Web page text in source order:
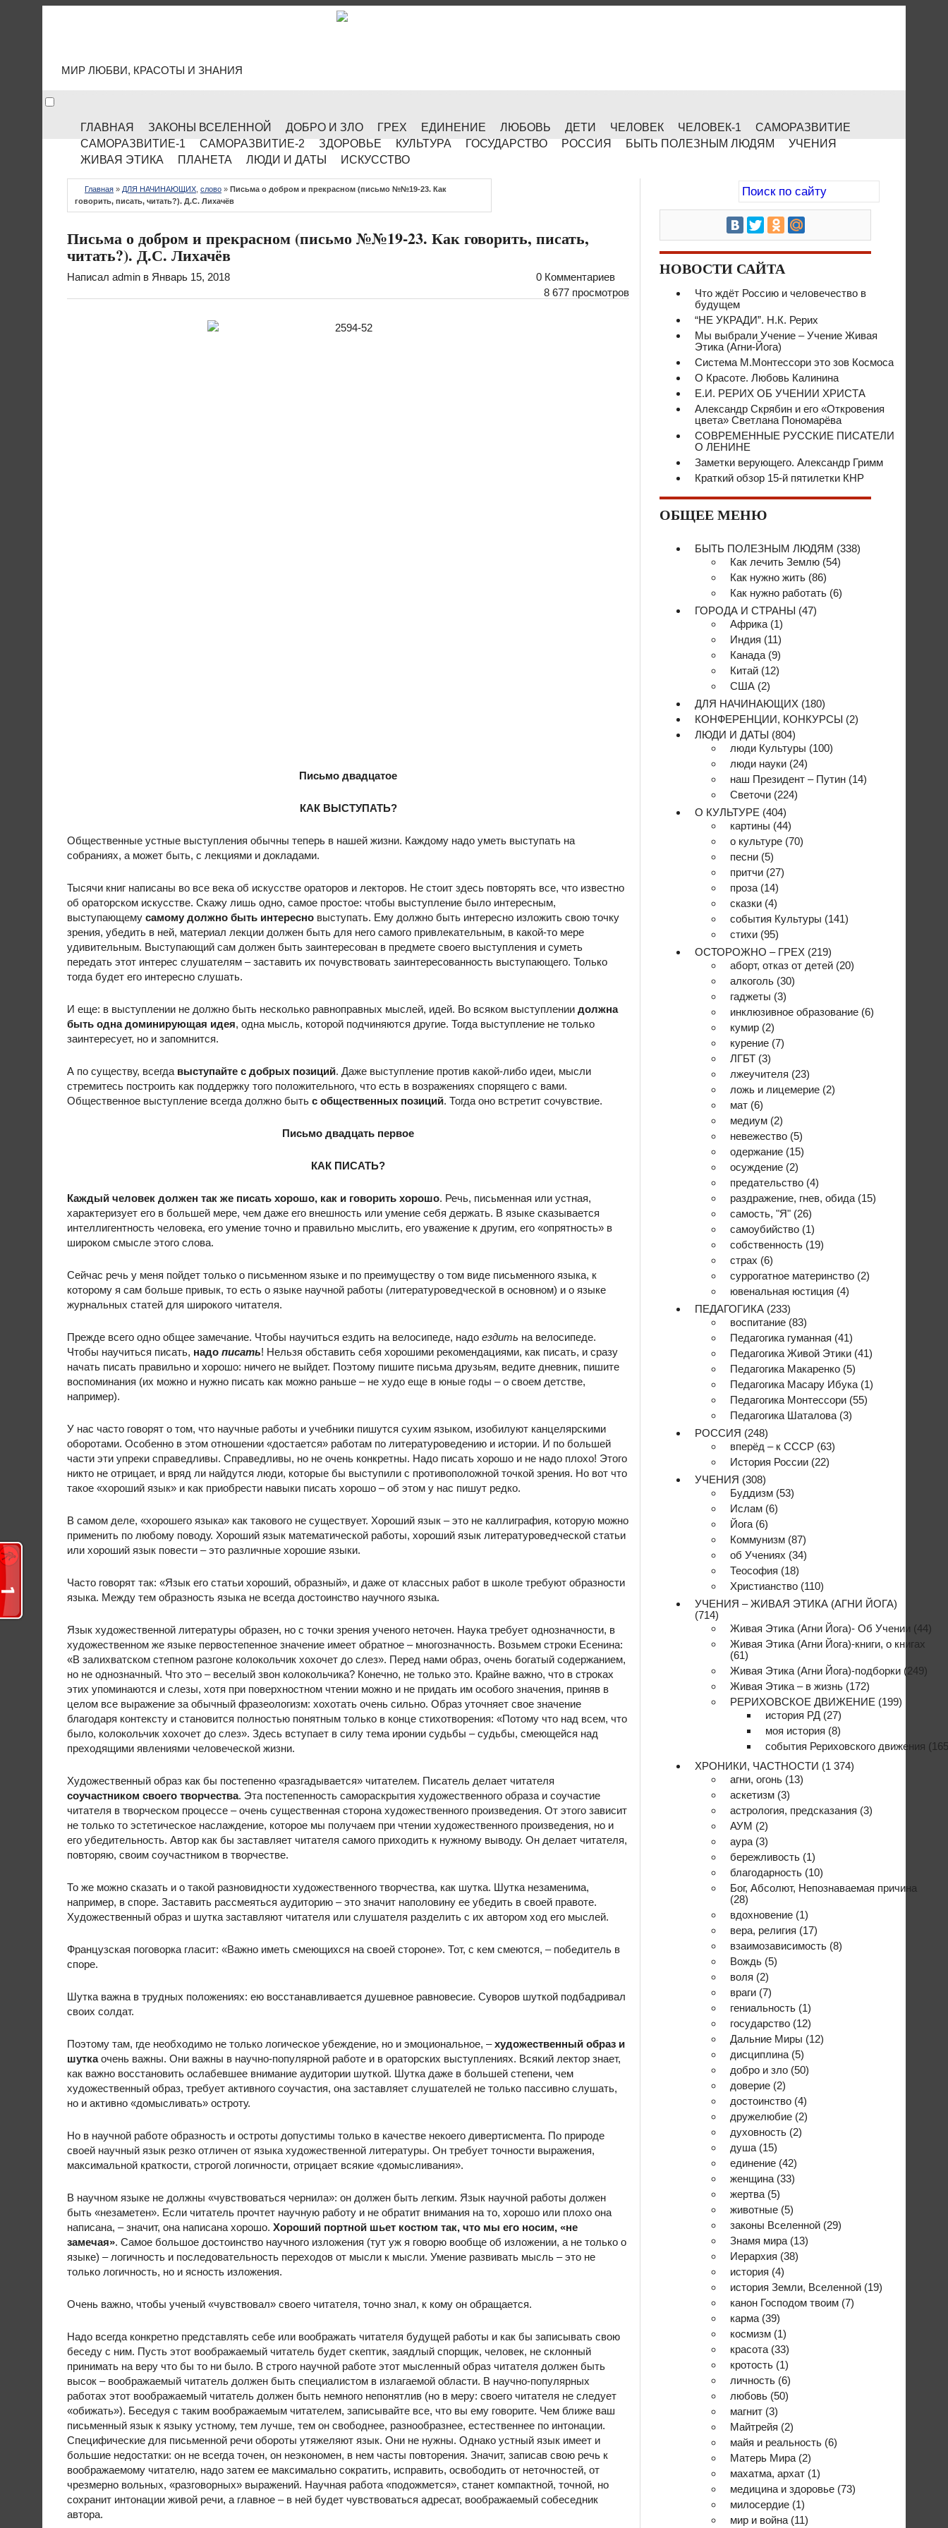
МИР ЛЮБВИ, КРАСОТЫ И ЗНАНИЯ
ГЛАВНАЯ ЗАКОНЫ ВСЕЛЕННОЙ ДОБРО И ЗЛО ГРЕХ ЕДИНЕНИЕ ЛЮБОВЬ ДЕТИ ЧЕЛОВЕК ЧЕЛОВЕК-1
САМОРАЗВИТИЕ
САМОРАЗВИТИЕ-1
САМОРАЗВИТИЕ-2 ЗДОРОВЬЕ КУЛЬТУРА ГОСУДАРСТВО РОССИЯ БЫТЬ ПОЛЕЗНЫМ ЛЮДЯМ
УЧЕНИЯ
ЖИВАЯ ЭТИКА
ПЛАНЕТА ЛЮДИ И ДАТЫ ИСКУССТВО
Главная » ДЛЯ НАЧИНАЮЩИХ слово » Письма о добром и прекрасном (письмо №№19-23. Как
говорить, писать, читать?). Д.С. Лихачёв
Письма о добром и прекрасном (письмо №№19-23. Как говорить, писать,
читать?). Д.С. Лихачёв
Написал admin в Январь 15, 2018
0 Комментариев
8 677 просмотров
Письмо двадцатое
КАК ВЫСТУПАТЬ?
Общественные устные выступления обычны теперь в нашей жизни. Каждому надо уметь выступать на
собраниях, а может быть, с лекциями и докладами.
Тысячи книг написаны во все века об искусстве ораторов и лекторов. Не стоит здесь повторять все, что известно
об ораторском искусстве. Скажу лишь одно, самое простое: чтобы выступление было интересным,
выступающему самому должно быть интересно выступать. Ему должно быть интересно изложить свою точку
зрения, убедить в ней, материал лекции должен быть для него самого привлекательным, в какой-то мере
удивительным. Выступающий сам должен быть заинтересован в предмете своего выступления и суметь
передать этот интерес слушателям – заставить их почувствовать заинтересованность выступающего. Только
тогда будет его интересно слушать.
И еще: в выступлении не должно быть несколько равноправных мыслей, идей. Во всяком выступлении должна
быть одна доминирующая идея, одна мысль, которой подчиняются другие. Тогда выступление не только
заинтересует, но и запомнится.
А по существу, всегда выступайте с добрых позиций. Даже выступление против какой-либо идеи, мысли
стремитесь построить как поддержку того положительного, что есть в возражениях спорящего с вами.
Общественное выступление всегда должно быть с общественных позиций. Тогда оно встретит сочувствие.
Письмо двадцать первое
КАК ПИСАТЬ?
Каждый человек должен так же писать хорошо, как и говорить хорошо. Речь, письменная или устная,
характеризует его в большей мере, чем даже его внешность или умение себя держать. В языке сказывается
интеллигентность человека, его умение точно и правильно мыслить, его уважение к другим, его «опрятность» в
широком смысле этого слова.
Сейчас речь у меня пойдет только о письменном языке и по преимуществу о том виде письменного языка, к
которому я сам больше привык, то есть о языке научной работы (литературоведческой в основном) и о языке
журнальных статей для широкого читателя.
Прежде всего одно общее замечание. Чтобы научиться ездить на велосипеде, надо ездить на велосипеде.
Чтобы научиться писать, надо писать! Нельзя обставить себя хорошими рекомендациями, как писать, и сразу
начать писать правильно и хорошо: ничего не выйдет. Поэтому пишите письма друзьям, ведите дневник, пишите
воспоминания (их можно и нужно писать как можно раньше – не худо еще в юные годы – о своем детстве,
например).
У нас часто говорят о том, что научные работы и учебники пишутся сухим языком, изобилуют канцелярскими
оборотами. Особенно в этом отношении «достается» работам по литературоведению и истории. И по большей
части эти упреки справедливы. Справедливы, но не очень конкретны. Надо писать хорошо и не надо плохо! Этого
никто не отрицает, и вряд ли найдутся люди, которые бы выступили с противоположной точкой зрения. Но вот что
такое «хороший язык» и как приобрести навыки писать хорошо – об этом у нас пишут редко.
В самом деле, «хорошего языка» как такового не существует. Хороший язык – это не каллиграфия, которую можно
применить по любому поводу. Хороший язык математической работы, хороший язык литературоведческой статьи
или хороший язык повести – это различные хорошие языки.
Часто говорят так: «Язык его статьи хороший, образный», и даже от классных работ в школе требуют образности
языка. Между тем образность языка не всегда достоинство научного языка.
Язык художественной литературы образен, но с точки зрения ученого неточен. Наука требует однозначности, в
художественном же языке первостепенное значение имеет обратное – многозначность. Возьмем строки Есенина:
«В залихватском степном разгоне колокольчик хохочет до слез». Перед нами образ, очень богатый содержанием,
но не однозначный. Что это – веселый звон колокольчика? Конечно, не только это. Крайне важно, что в строках
этих упоминаются и слезы, хотя при поверхностном чтении можно и не придать им особого значения, приняв в
целом все выражение за обычный фразеологизм: хохотать очень сильно. Образ уточняет свое значение
благодаря контексту и становится полностью понятным только в конце стихотворения: «Потому что над всем, что
было, колокольчик хохочет до слез». Здесь вступает в силу тема иронии судьбы – судьбы, смеющейся над
преходящими явлениями человеческой жизни.
Художественный образ как бы постепенно «разгадывается» читателем. Писатель делает читателя
соучастником своего творчества. Эта постепенность самораскрытия художественного образа и соучастие
читателя в творческом процессе – очень существенная сторона художественного произведения. От этого зависит
не только то эстетическое наслаждение, которое мы получаем при чтении художественного произведения, но и
его убедительность. Автор как бы заставляет читателя самого приходить к нужному выводу. Он делает читателя,
повторяю, своим соучастником в творчестве.
То же можно сказать и о такой разновидности художественного творчества, как шутка. Шутка незаменима,
например, в споре. Заставить рассмеяться аудиторию – это значит наполовину ее убедить в своей правоте.
Художественный образ и шутка заставляют читателя или слушателя разделить с их автором ход его мыслей.
Французская поговорка гласит: «Важно иметь смеющихся на своей стороне». Тот, с кем смеются, – победитель в
споре.
Шутка важна в трудных положениях: ею восстанавливается душевное равновесие. Суворов шуткой подбадривал
своих солдат.
Поэтому там, где необходимо не только логическое убеждение, но и эмоциональное, –художественный образ и
шуткаочень важны. Они важны в научно-популярной работе и в ораторских выступлениях. Всякий лектор знает,
как важно восстановить ослабевшее внимание аудитории шуткой. Шутка даже в большей степени, чем
художественный образ, требует активного соучастия, она заставляет слушателей не только пассивно слушать,
но и активно «домысливать» остроту.
Но в научной работе образность и остроты допустимы только в качестве некоего дивертисмента. По природе
своей научный язык резко отличен от языка художественной литературы. Он требует точности выражения,
максимальной краткости, строгой логичности, отрицает всякие «домысливания».
В научном языке не должны «чувствоваться чернила»: он должен быть легким. Язык научной работы должен
быть «незаметен». Если читатель прочтет научную работу и не обратит внимания на то, хорошо или плохо она
написана, – значит, она написана хорошо. Хороший портной шьет костюм так, что мы его носим, «не
замечая». Самое большое достоинство научного изложения (тут уж я говорю вообще об изложении, а не только о
языке) – логичность и последовательность переходов от мысли к мысли. Умение развивать мысль – это не
только логичность, но и ясность изложения.
Очень важно, чтобы ученый «чувствовал» своего читателя, точно знал, к кому он обращается.
Надо всегда конкретно представлять себе или воображать читателя будущей работы и как бы записывать свою
беседу с ним. Пусть этот воображаемый читатель будет скептик, заядлый спорщик, человек, не склонный
принимать на веру что бы то ни было. В строго научной работе этот мысленный образ читателя должен быть
высок – воображаемый читатель должен быть специалистом в излагаемой области. В научно-популярных
работах этот воображаемый читатель должен быть немного непонятлив (но в меру: своего читателя не следует
«обижать»). Беседуя с таким воображаемым читателем, записывайте все, что вы ему говорите. Чем ближе ваш
письменный язык к языку устному, тем лучше, тем он свободнее, разнообразнее, естественнее по интонации.
Специфические для письменной речи обороты утяжеляют язык. Они не нужны. Однако устный язык имеет и
большие недостатки: он не всегда точен, он неэкономен, в нем часты повторения. Значит, записав свою речь к
воображаемому читателю, надо затем ее максимально сократить, исправить, освободить от неточностей, от
чрезмерно вольных, «разговорных» выражений. Научная работа «подожмется», станет компактной, точной, но
сохранит интонации живой речи, а главное – в ней будет чувствоваться адресат, воображаемый собеседник
автора.
НОВОСТИ САЙТА
Что ждёт Россию и человечество в
будущем
“НЕ УКРАДИ”. Н.К. Рерих
Мы выбрали Учение – Учение Живая
Этика (Агни-Йога)
Система М.Монтессори это зов Космоса
О Красоте. Любовь Калинина
Е.И. РЕРИХ ОБ УЧЕНИИ ХРИСТА
Александр Скрябин и его «Откровения
цвета» Светлана Пономарёва
СОВРЕМЕННЫЕ РУССКИЕ ПИСАТЕЛИ
О ЛЕНИНЕ
Заметки верующего. Александр Гримм
Краткий обзор 15-й пятилетки КНР
ОБЩЕЕ МЕНЮ
БЫТЬ ПОЛЕЗНЫМ ЛЮДЯМ (338)
Как лечить Землю (54)
Как нужно жить (86)
Как нужно работать (6)
ГОРОДА И СТРАНЫ (47)
Африка (1)
Индия (11)
Канада (9)
Китай (12)
США (2)
ДЛЯ НАЧИНАЮЩИХ (180)
КОНФЕРЕНЦИИ, КОНКУРСЫ (2)
ЛЮДИ И ДАТЫ (804)
люди Культуры (100)
люди науки (24)
наш Президент – Путин (14)
Светочи (224)
О КУЛЬТУРЕ (404)
картины (44)
о культуре (70)
песни (5)
притчи (27)
проза (14)
сказки (4)
события Культуры (141)
стихи (95)
ОСТОРОЖНО – ГРЕХ (219)
аборт, отказ от детей (20)
алкоголь (30)
гаджеты (3)
инклюзивное образование (6)
кумир (2)
курение (7)
ЛГБТ (3)
лжеучителя (23)
ложь и лицемерие (2)
мат (6)
медиум (2)
невежество (5)
одержание (15)
осуждение (2)
предательство (4)
раздражение, гнев, обида (15)
самость, "Я" (26)
самоубийство (1)
собственность (19)
страх (6)
суррогатное материнство (2)
ювенальная юстиция (4)
ПЕДАГОГИКА (233)
воспитание (83)
Педагогика гуманная (41)
Педагогика Живой Этики (41)
Педагогика Макаренко (5)
Педагогика Масару Ибука (1)
Педагогика Монтессори (55)
Педагогика Шаталова (3)
РОССИЯ (248)
вперёд – к СССР (63)
История России (22)
УЧЕНИЯ (308)
Буддизм (53)
Ислам (6)
Йога (6)
Коммунизм (87)
об Учениях (34)
Теософия (18)
Христианство (110)
УЧЕНИЯ – ЖИВАЯ ЭТИКА (АГНИ ЙОГА)
(714)
Живая Этика (Агни Йога)- Об Учении (44)
Живая Этика (Агни Йога)-книги, о книгах
(61)
Живая Этика (Агни Йога)-подборки (249)
Живая Этика – в жизнь (172)
РЕРИХОВСКОЕ ДВИЖЕНИЕ (199)
история РД (27)
моя история (8)
события Рериховского движения
ХРОНИКИ, ЧАСТНОСТИ (1 374)
агни, огонь (13)
аскетизм (3)
астрология, предсказания (3)
АУМ (2)
аура (3)
бережливость (1)
благодарность (10)
Бог, Абсолют, Непознаваемая причина
(28)
вдохновение (1)
вера, религия (17)
взаимозависимость (8)
Вождь (5)
воля (2)
враги (7)
гениальность (1)
государство (12)
Дальние Миры (12)
дисциплина (5)
добро и зло (50)
доверие (2)
достоинство (4)
дружелюбие (2)
духовность (2)
душа (15)
единение (42)
женщина (33)
жертва (5)
животные (5)
законы Вселенной (29)
Знамя мира (13)
Иерархия (38)
история (4)
история Земли, Вселенной (19)
канон Господом твоим (7)
карма (39)
космизм (1)
красота (33)
кротость (1)
личность (6)
любовь (50)
магнит (3)
Майтрейя (2)
майя и реальность (6)
Матерь Мира (2)
махатма, архат (1)
медицина и здоровье (73)
милосердие (1)
мир и война (11)